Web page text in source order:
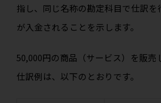
指し、同じ名称の勘定科目で仕訳
が入金されることを示します。
50,000円の商品（サービス）を販売
仕訳例は、以下のとおりです。